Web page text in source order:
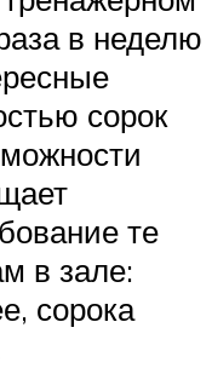
в неделю
сорок
те
в зале:
сорока